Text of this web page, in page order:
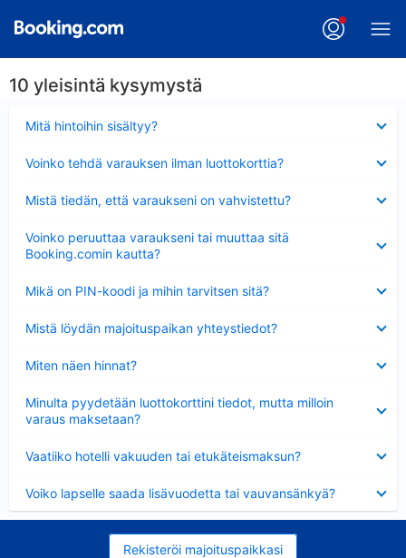
10 yleisintä kysymystä
Mitä hintoihin sisältyy?
Voinko tehdä varauksen ilman luottokorttia?
Mistä tiedän, että varaukseni on vahvistettu?
Voinko peruuttaa varaukseni tai muuttaa sitä
Booking.comin kautta?
Mikä on PIN-koodi ja mihin tarvitsen sitä?
Mistä löydän majoituspaikan yhteystiedot?
Miten näen hinnat?
Minulta pyydetään luottokorttini tiedot, mutta milloin
varaus maksetaan?
Vaatiiko hotelli vakuuden tai etukäteismaksun?
Voiko lapselle saada lisävuodetta tai vauvansänkyä?
Rekisteröi majoituspaikkasi